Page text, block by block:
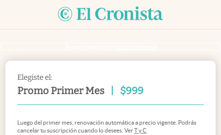
Elegiste el:
Promo Primer Mes $999
Luego del primer mes, renovación automática a precio vigente. Podrás
cancelar tu suscripción cuando lo desees. VerT y C